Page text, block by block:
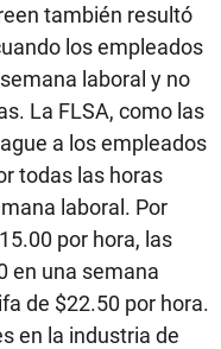
también resultó
los empleados
laboral y no
La FLSA, como las
a los empleados
todas las horas
laboral. Por
por hora, las
en una semana
de $22.50 por hora.
en la industria de